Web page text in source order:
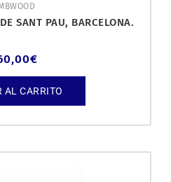
SANT PAU, BARCELONA.
€
AL CARRITO